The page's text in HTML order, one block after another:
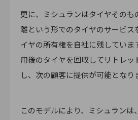
更に、ミシュランはタイヤそのも
離という形でのタイヤのサービス
イヤの所有権を自社に残していま
用後のタイヤを回収してリトレッ
し、次の顧客に提供が可能となり
このモデルにより、ミシュランは